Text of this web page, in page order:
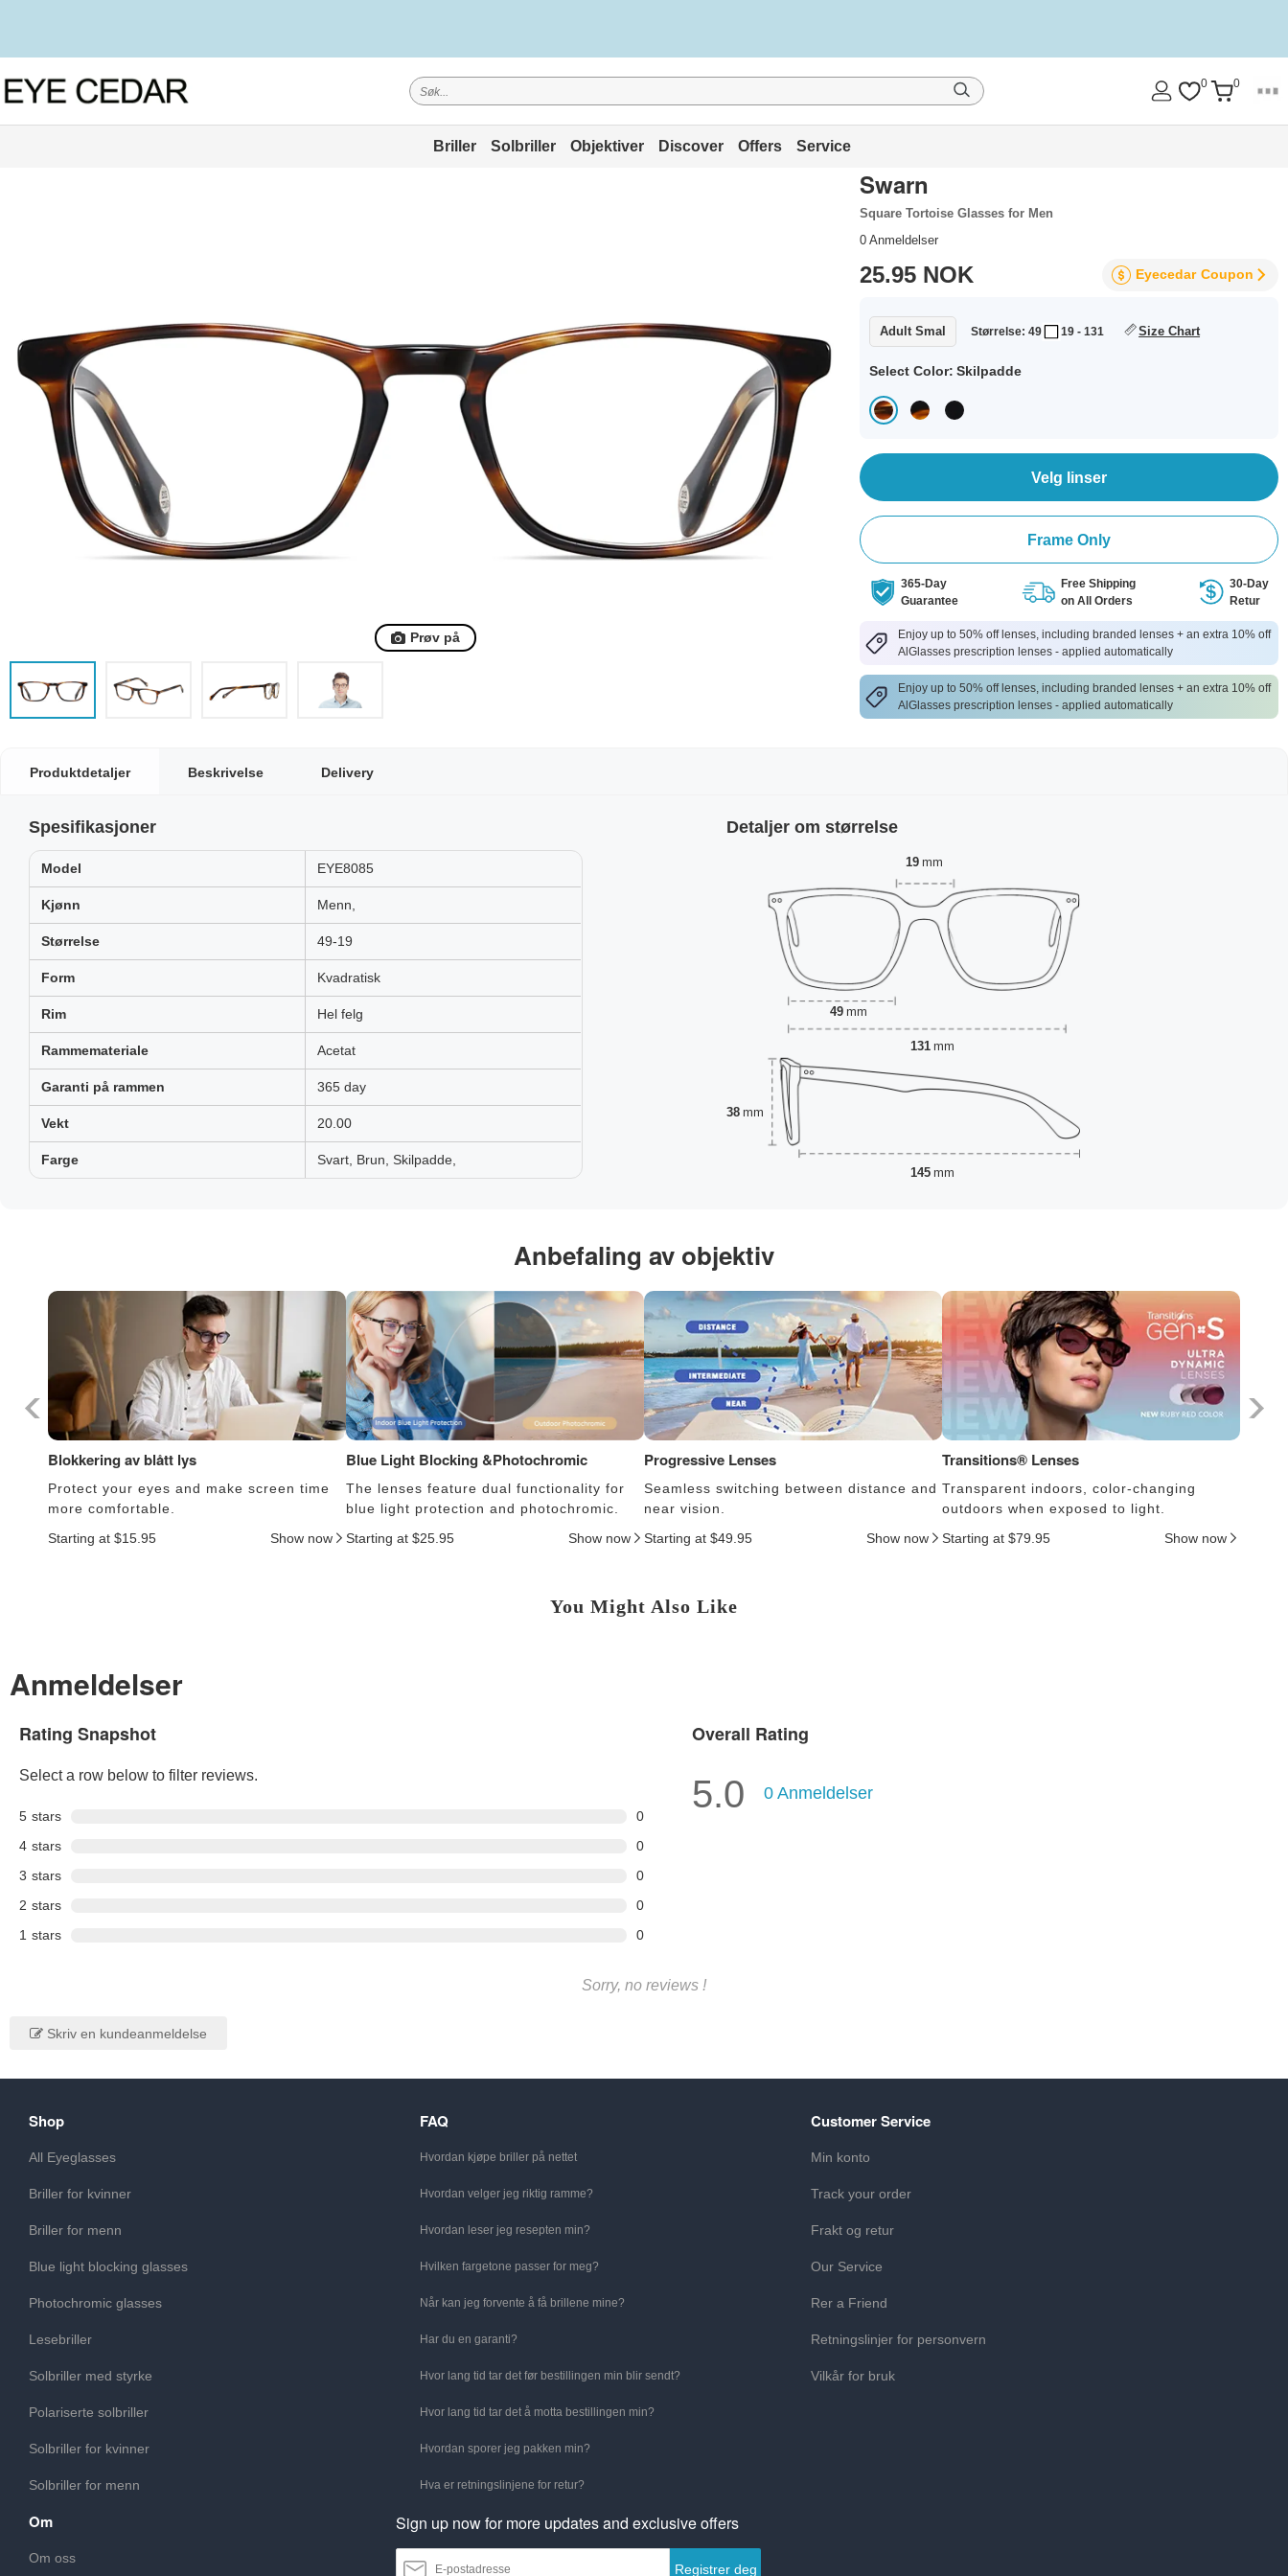
0 0
Briller Solbriller Objektiver Discover Offers Service
Prøv på
Swarn
Square Tortoise Glasses for Men
0 Anmeldelser
25.95 NOK Eyecedar Coupon
Adult Smal Størrelse: 49 19 - 131 Size Chart
Select Color: Skilpadde
Velg linser
Frame Only
365-Day
Guarantee
Free Shipping
on All Orders
30-Day
Retur
Enjoy up to 50% off lenses, including branded lenses + an extra 10% off
AlGlasses prescription lenses - applied automatically
Enjoy up to 50% off lenses, including branded lenses + an extra 10% off
AlGlasses prescription lenses - applied automatically
Produktdetaljer Beskrivelse Delivery
Spesifikasjoner
Model EYE8085
Kjønn Menn,
Størrelse 49-19
Form Kvadratisk
Rim Hel felg
Rammemateriale Acetat
Garanti på rammen 365 day
Vekt 20.00
Farge Svart, Brun, Skilpadde,
Detaljer om størrelse
19 mm
49 mm
38 mm
131 mm
145 mm
Anbefaling av objektiv
Blokkering av blått lys
Protect your eyes and make screen time
more comfortable.
Starting at $15.95
Show now
Blue Light Blocking &Photochromic
The lenses feature dual functionality for
blue light protection and photochromic.
Starting at $25.95
Show now
Progressive Lenses
Seamless switching between distance and
near vision.
Starting at $49.95
Show now
Transitions® Lenses
Transparent indoors, color-changing
outdoors when exposed to light.
Starting at $79.95
Show now
You Might Also Like
Anmeldelser
Rating Snapshot
Select a row below to filter reviews.
5 stars
0
4 stars
0
3 stars
0
2 stars
0
1 stars 0
Overall Rating
5.0 0 Anmeldelser
Sorry, no reviews !
Skriv en kundeanmeldelse
Shop
All Eyeglasses
Briller for kvinner
Briller for menn
Blue light blocking glasses
Photochromic glasses
Lesebriller
Solbriller med styrke
Polariserte solbriller
Solbriller for kvinner
Solbriller for menn
FAQ
Hvordan kjøpe briller på nettet
Hvordan velger jeg riktig ramme?
Hvordan leser jeg resepten min?
Hvilken fargetone passer for meg?
Når kan jeg forvente å få brillene mine?
Har du en garanti?
Hvor lang tid tar det før bestillingen min blir sendt?
Hvor lang tid tar det å motta bestillingen min?
Hvordan sporer jeg pakken min?
Hva er retningslinjene for retur?
Customer Service
Min konto
Track your order
Frakt og retur
Our Service
Rer a Friend
Retningslinjer for personvern
Vilkår for bruk
Om
Om oss
Sign up now for more updates and exclusive offers
Registrer deg